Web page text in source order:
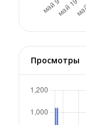
Просмотры